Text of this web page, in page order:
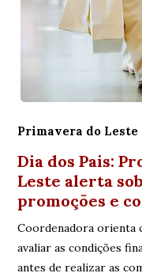
Primavera do Leste
Dia dos Pais:
Leste alerta
promoções e
Coordenadora orienta
avaliar as condições
antes de realizar as